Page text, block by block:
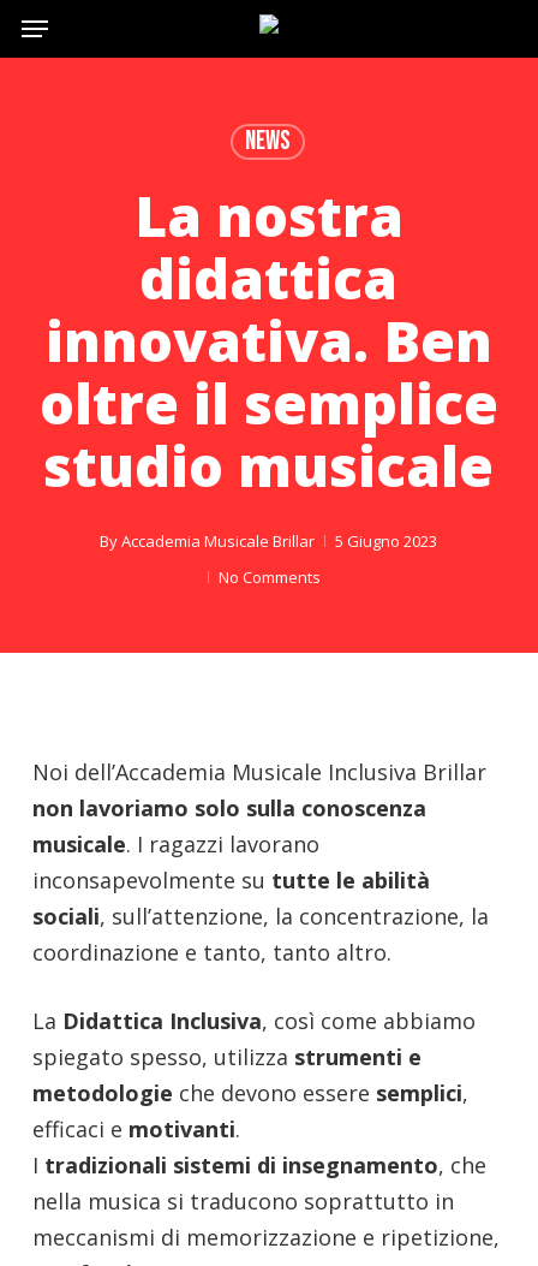
Skip
to
Menu
News
La nostra
didattica
innovativa. Ben
oltre il semplice
studio musicale
ByAccademia Musicale Brillar
5 Giugno 2023
No Comments
Noi dell’Accademia Musicale Inclusiva Brillar
non lavoriamo solo sulla conoscenza
musicale. I ragazzi lavorano
inconsapevolmente su tutte le abilità
sociali, sull’attenzione, la concentrazione, la
coordinazione e tanto, tanto altro.
La Didattica Inclusiva, così come abbiamo
spiegato spesso, utilizza strumenti e
metodologie che devono essere semplici,
efficaci e motivanti.
I tradizionali sistemi di insegnamento, che
nella musica si traducono soprattutto in
meccanismi di memorizzazione e ripetizione,